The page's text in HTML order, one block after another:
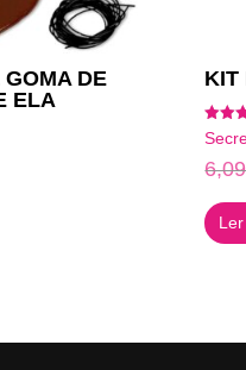
DE
ELA
KIT
5.00
de 5